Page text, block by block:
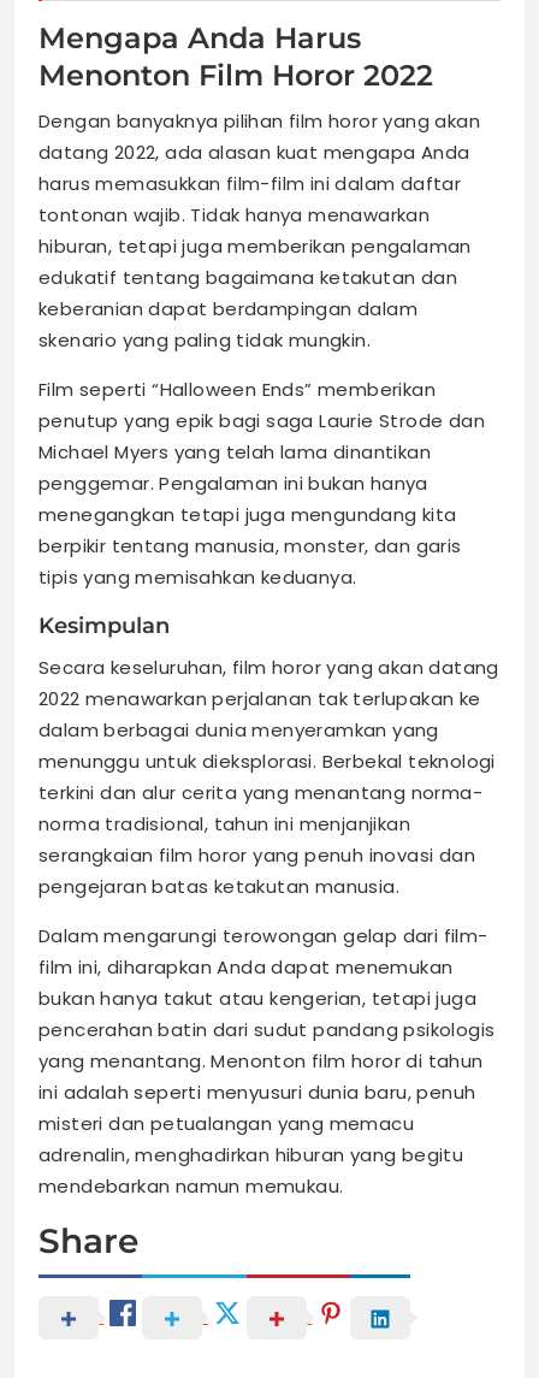
Mengapa Anda Harus
Menonton Film Horor 2022
Dengan banyaknya pilihan film horor yang akan
datang 2022, ada alasan kuat mengapa Anda
harus memasukkan film-film ini dalam daftar
tontonan wajib. Tidak hanya menawarkan
hiburan, tetapi juga memberikan pengalaman
edukatif tentang bagaimana ketakutan dan
keberanian dapat berdampingan dalam
skenario yang paling tidak mungkin.
Film seperti “Halloween Ends” memberikan
penutup yang epik bagi saga Laurie Strode dan
Michael Myers yang telah lama dinantikan
penggemar. Pengalaman ini bukan hanya
menegangkan tetapi juga mengundang kita
berpikir tentang manusia, monster, dan garis
tipis yang memisahkan keduanya.
Kesimpulan
Secara keseluruhan, film horor yang akan datang
2022 menawarkan perjalanan tak terlupakan ke
dalam berbagai dunia menyeramkan yang
menunggu untuk dieksplorasi. Berbekal teknologi
terkini dan alur cerita yang menantang norma-
norma tradisional, tahun ini menjanjikan
serangkaian film horor yang penuh inovasi dan
pengejaran batas ketakutan manusia.
Dalam mengarungi terowongan gelap dari film-
film ini, diharapkan Anda dapat menemukan
bukan hanya takut atau kengerian, tetapi juga
pencerahan batin dari sudut pandang psikologis
yang menantang. Menonton film horor di tahun
ini adalah seperti menyusuri dunia baru, penuh
misteri dan petualangan yang memacu
adrenalin, menghadirkan hiburan yang begitu
mendebarkan namun memukau.
Share